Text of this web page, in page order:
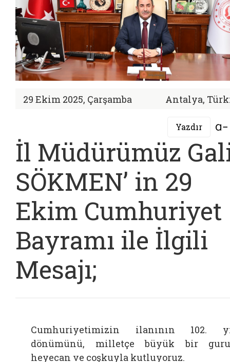
29 Ekim 2025, Çarşamba Antalya,
Yazdır
İl Müdürümüz
SÖKMEN’ in 29
Ekim Cumhuriyet
Bayramı ile İlgili
Mesajı;
Cumhuriyetimizin ilanının 102.
dönümünü, milletçe büyük bir
heyecan ve coşkuyla kutluyoruz.